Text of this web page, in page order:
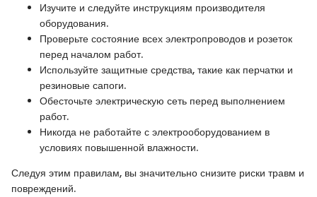
Изучите и следуйте инструкциям производителя
оборудования.
Проверьте состояние всех электропроводов и розеток
перед началом работ.
Используйте защитные средства, такие как перчатки и
резиновые сапоги.
Обесточьте электрическую сеть перед выполнением
работ.
Никогда не работайте с электрооборудованием в
условиях повышенной влажности.
Следуя этим правилам, вы значительно снизите риски травм и
повреждений.